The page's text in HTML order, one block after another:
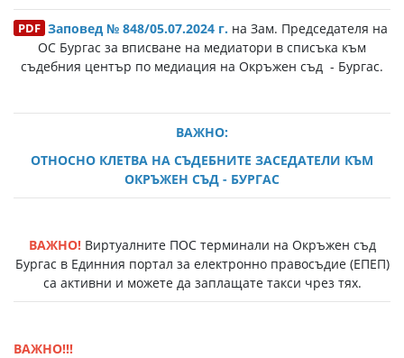
Заповед № 848/05.07.2024 г. на Зам. Председателя на
ОС Бургас за вписване на медиатори в списъка към
съдебния център по медиация на Окръжен съд - Бургас.
ВАЖНО:
ОТНОСНО КЛЕТВА НА СЪДЕБНИТЕ ЗАСЕДАТЕЛИ КЪМ
ОКРЪЖЕН СЪД - БУРГАС
ВАЖНО!Виртуалните ПОС терминали на Окръжен съд
Бургас в Единния портал за електронно правосъдие (EПЕП)
са активни и можете да заплащате такси чрез тях.
ВАЖНО!!!